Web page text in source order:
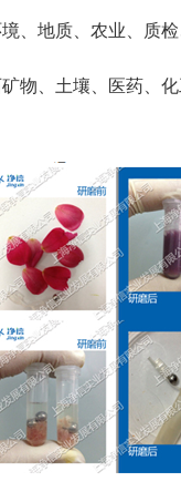
、地质、农业、质
物、土壤、医药、